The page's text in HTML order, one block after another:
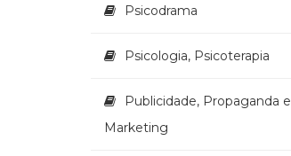
Psicodrama
Psicologia, Psicoterapia
Publicidade, Propaganda e
Marketing